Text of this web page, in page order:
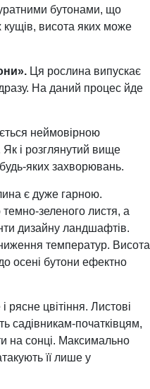
бутонами, що
кущів, висота яких може
Ця рослина випускає
На даний процес йде
неймовірною
Як і розглянутий вище
яких захворювань.
є дуже гарною.
зеленого листя, а
дизайну ландшафтів.
температур. Висота
осені бутони ефектно
цвітіння. Листові
садівникам-початківцям,
на сонці. Максимально
її лише у